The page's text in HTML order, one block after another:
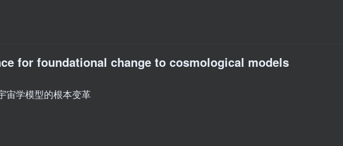
for foundational change to cosmological models
宙学模型的根本变革